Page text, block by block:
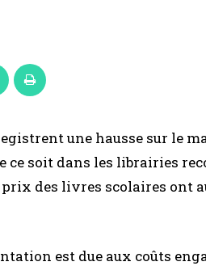
une hausse sur le
ce soit dans les librairies
prix des livres scolaires ont
est due aux coûts